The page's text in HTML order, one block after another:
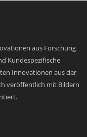
aus Forschung
Kundespezifische
Innovationen aus der
veröffentlich mit Bildern